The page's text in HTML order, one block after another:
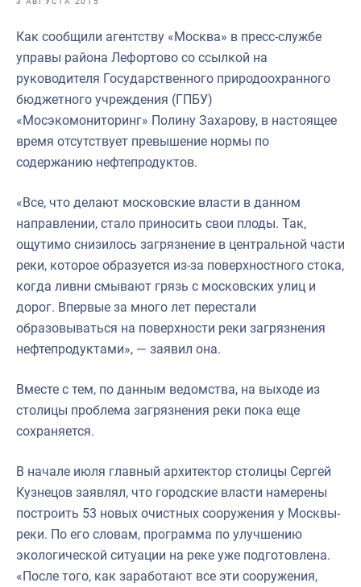
Выставки и конференции
Научно-практическая литература
Рыбоохрана России
Инфографика
Укрепление духовно-нравственных ценностей
События в России и мире
Как сообщили агентству «Москва» в пресс-службе
управы района Лефортово со ссылкой на
руководителя Государственного природоохранного
бюджетного учреждения (ГПБУ)
«Мосэкомониторинг» Полину Захарову, в настоящее
время отсутствует превышение нормы по
содержанию нефтепродуктов.
«Все, что делают московские власти в данном
направлении, стало приносить свои плоды. Так,
ощутимо снизилось загрязнение в центральной части
реки, которое образуется из-за поверхностного стока,
когда ливни смывают грязь с московских улиц и
дорог. Впервые за много лет перестали
образовываться на поверхности реки загрязнения
нефтепродуктами», — заявил она.
Вместе с тем, по данным ведомства, на выходе из
столицы проблема загрязнения реки пока еще
сохраняется.
В начале июля главный архитектор столицы Сергей
Кузнецов заявлял, что городские власти намерены
построить 53 новых очистных сооружения у Москвы-
реки. По его словам, программа по улучшению
экологической ситуации на реке уже подготовлена.
«После того, как заработают все эти сооружения,